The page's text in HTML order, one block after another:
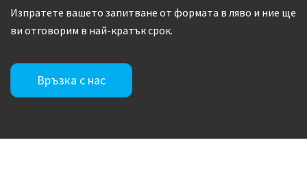
Изпратете вашето запитване от формата в ляво и ние ще
ви отговорим в най-кратък срок.
Връзка с нас